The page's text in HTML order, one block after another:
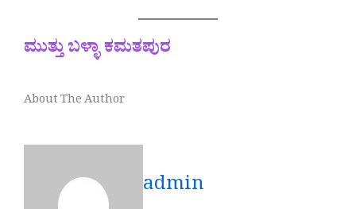
ಮುತ್ತು ಬಳ್ಳಾ ಕಮತಪುರ
About The Author
admin